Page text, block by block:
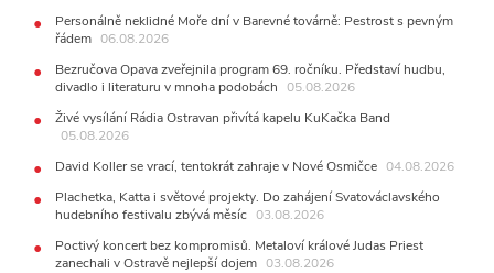
28.07.2026
jen několik desítek posledních vstupenek
27.07.2026
20:44
10:06
Ladná Čeladná nabídne Olympic, Langerovou i
Kirschner, návštěvníci nově zaplatí už jen pomocí čipů
24.07.2026
17:06
Zpěvačka Tanja vydala nové EP Plamen VIDEO
Personálně neklidné Moře dní v Barevné továrně: Pestrost s pevným
řádem 06.08.2026
Bezručova Opava zveřejnila program 69. ročníku. Představí hudbu,
divadlo i literaturu v mnoha podobách 05.08.2026
Živé vysílání Rádia Ostravan přivítá kapelu KuKačka Band
05.08.2026
David Koller se vrací, tentokrát zahraje v Nové Osmičce 04.08.2026
Plachetka, Katta i světové projekty. Do zahájení Svatováclavského
hudebního festivalu zbývá měsíc 03.08.2026
Poctivý koncert bez kompromisů. Metaloví králové Judas Priest
zanechali v Ostravě nejlepší dojem 03.08.2026